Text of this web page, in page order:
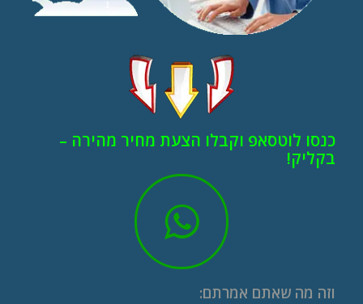
כנסו לוטסאפ וקבלו הצעת מחיר מהירה –
בקליק!
וזה מה שאתם אמרתם: